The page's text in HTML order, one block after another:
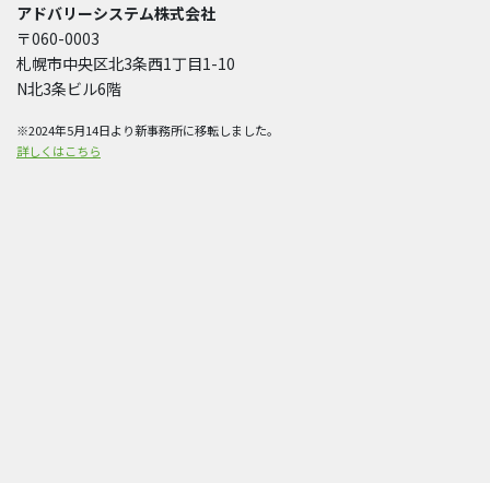
アドバリーシステム株式会社
〒060-0003
札幌市中央区北3条西1丁目1-10
N北3条ビル6階
※2024年5月14日より新事務所に移転しました。
詳しくはこちら